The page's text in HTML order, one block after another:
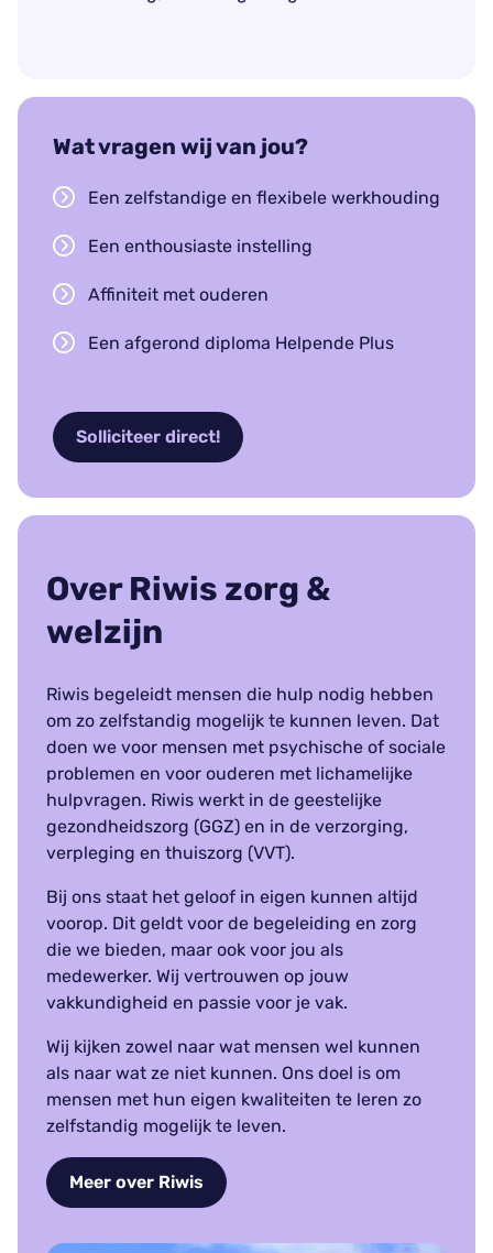
Wat vragen wij van jou?
Een zelfstandige en flexibele werkhouding
Een enthousiaste instelling
Affiniteit met ouderen
Een afgerond diploma Helpende Plus
Solliciteer direct!
Over Riwis zorg &
welzijn
Riwis begeleidt mensen die hulp nodig hebben
om zo zelfstandig mogelijk te kunnen leven. Dat
doen we voor mensen met psychische of sociale
problemen en voor ouderen met lichamelijke
hulpvragen. Riwis werkt in de geestelijke
gezondheidszorg (GGZ) en in de verzorging,
verpleging en thuiszorg (VVT).
Bij ons staat het geloof in eigen kunnen altijd
voorop. Dit geldt voor de begeleiding en zorg
die we bieden, maar ook voor jou als
medewerker. Wij vertrouwen op jouw
vakkundigheid en passie voor je vak.
Wij kijken zowel naar wat mensen wel kunnen
als naar wat ze niet kunnen. Ons doel is om
mensen met hun eigen kwaliteiten te leren zo
zelfstandig mogelijk te leven.
Meer over Riwis